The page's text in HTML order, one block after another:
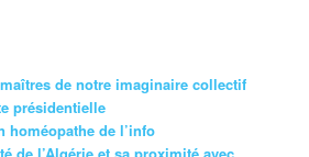
de notre imaginaire collectif
présidentielle
homéopathe de l’info